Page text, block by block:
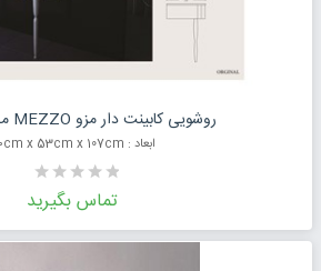
روشویی کابینت دار مزو MEZZO مدل Belony
ابعاد : 11۰cm x 53cm x 107cm
تماس بگیرید